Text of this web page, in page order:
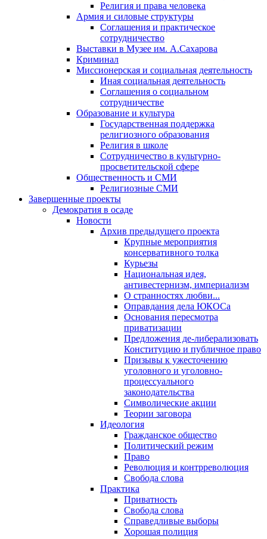
Религия и права человека
Армия и силовые структуры
Соглашения и практическое
сотрудничество
Выставки в Музее им. А.Сахарова
Криминал
Миссионерская и социальная деятельность
Иная социальная деятельность
Соглашения о социальном
сотрудничестве
Образование и культура
Государственная поддержка
религиозного образования
Религия в школе
Сотрудничество в культурно-
просветительской сфере
Общественность и СМИ
Религиозные СМИ
Завершенные проекты
Демократия в осаде
Новости
Архив предыдущего проекта
Крупные мероприятия
консервативного толка
Курьезы
Национальная идея,
антивестернизм, империализм
О странностях любви...
Оправдания дела ЮКОСа
Основания пересмотра
приватизации
Предложения де-либерализовать
Конституцию и публичное право
Призывы к ужесточению
уголовного и уголовно-
процессуального
законодательства
Символические акции
Теории заговора
Идеология
Гражданское общество
Политический режим
Право
Революция и контрреволюция
Свобода слова
Практика
Приватность
Свобода слова
Справедливые выборы
Хорошая полиция